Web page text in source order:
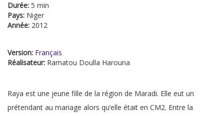
Durée: 5 min
Pays: Niger
Année: 2012
Version: Français
Réalisateur: Ramatou Doulla Harouna
Raya est une jeune fille de la région de Maradi. Elle eut un
prétendant au mariage alors qu’elle était en CM2. Entre la